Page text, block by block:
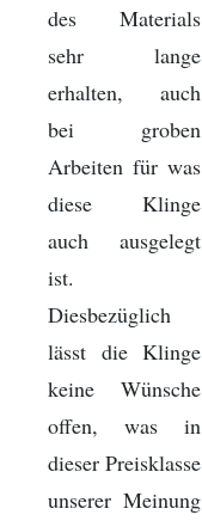
des Materials
sehr lange
erhalten, auch
bei groben
Arbeiten für was
diese Klinge
auch ausgelegt
ist.
Diesbezüglich
lässt die Klinge
keine Wünsche
offen, was in
dieser Preisklasse
unserer Meinung